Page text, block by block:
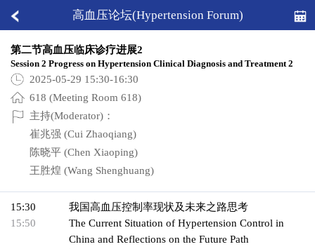
高血压论坛(Hypertension Forum)
第二节高血压临床诊疗进展2
Session 2 Progress on Hypertension Clinical Diagnosis and Treatment 2
2025-05-29 15:30-16:30
618 (Meeting Room 618)
主持(Moderator)：
崔兆强 (Cui Zhaoqiang)
陈晓平 (Chen Xiaoping)
王胜煌 (Wang Shenghuang)
15:30
15:50
我国高血压控制率现状及未来之路思考
The Current Situation of Hypertension Control in
China and Reflections on the Future Path